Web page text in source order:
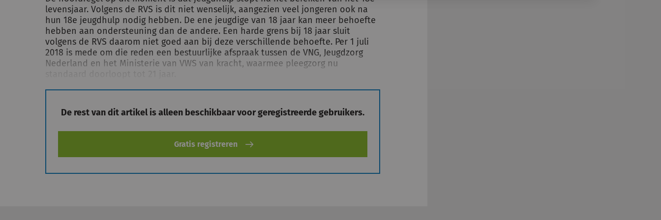
levensjaar. Volgens de RVS is dit niet wenselijk, aangezien veel jongeren ook na
hun 18e jeugdhulp nodig hebben. De ene jeugdige van 18 jaar kan meer behoefte
hebben aan ondersteuning dan de andere. Een harde grens bij 18 jaar sluit
volgens de RVS daarom niet goed aan bij deze verschillende behoefte. Per 1 juli
2018 is mede om die reden een bestuurlijke afspraak tussen de VNG, Jeugdzorg
Nederland en het Ministerie van VWS van kracht, waarmee pleegzorg nu
De rest van dit artikel is alleen beschikbaar voor geregistreerde gebruikers.
Gratis registreren